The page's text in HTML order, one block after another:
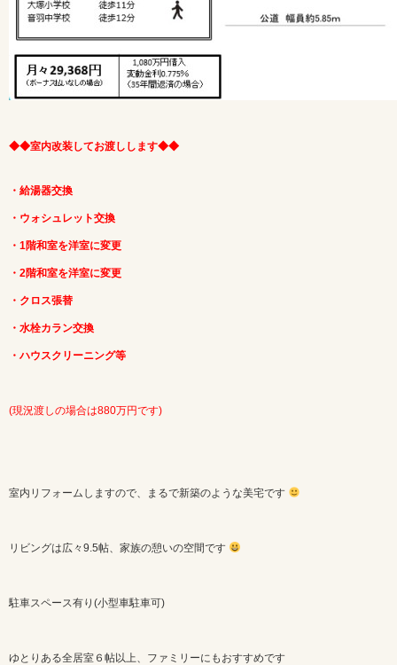
◆◆室内改装してお渡しします◆◆
・給湯器交換
・ウォシュレット交換
・1階和室を洋室に変更
・2階和室を洋室に変更
・クロス張替
・水栓カラン交換
・ハウスクリーニング等
(現況渡しの場合は880万円です)
室内リフォームしますので、まるで新築のような美宅です
リビングは広々9.5帖、家族の憩いの空間です
駐車スペース有り(小型車駐車可)
ゆとりある全居室６帖以上、ファミリーにもおすすめです